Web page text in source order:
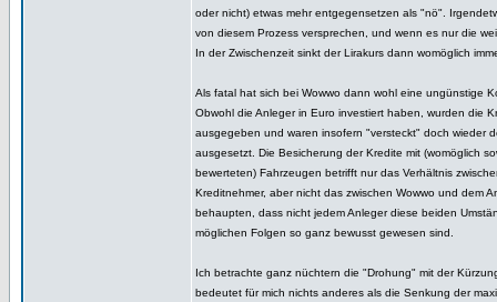
oder nicht) etwas mehr entgegensetzen als "nö".
von diesem Prozess versprechen, und wenn es nur die
In der Zwischenzeit sinkt der Lirakurs dann womöglich
Als fatal hat sich bei Wowwo dann wohl eine ungünstige
Obwohl die Anleger in Euro investiert haben, wurden die
ausgegeben und waren insofern "versteckt" doch wieder
ausgesetzt. Die Besicherung der Kredite mit (womöglich
bewerteten) Fahrzeugen betrifft nur das Verhältnis
Kreditnehmer, aber nicht das zwischen Wowwo und dem
behaupten, dass nicht jedem Anleger diese beiden
möglichen Folgen so ganz bewusst gewesen sind.
Ich betrachte ganz nüchtern die "Drohung" mit der
bedeutet für mich nichts anderes als die Senkung der